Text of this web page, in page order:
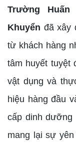
Trường
Khuyển đã xây
từ khách hàng
tâm huyết tuyệt
vật dụng và
hiệu hàng đầu
cấp dinh
mang lại sự